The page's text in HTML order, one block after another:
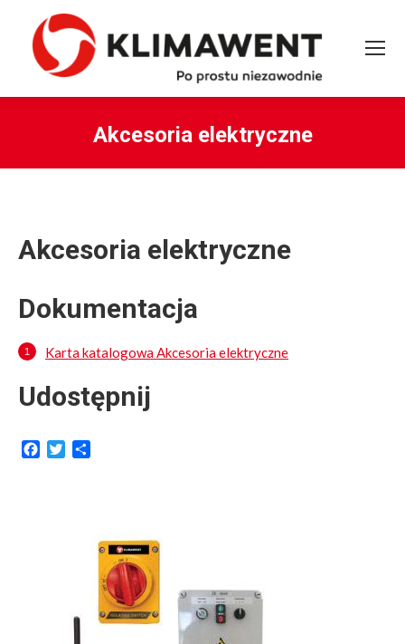
Akcesoria elektryczne
Akcesoria elektryczne
Dokumentacja
Karta katalogowa Akcesoria elektryczne
Udostępnij
Facebook
Twitter